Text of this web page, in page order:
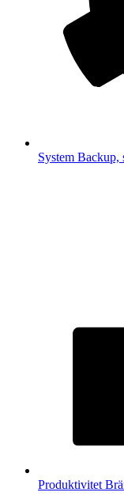
System Backup,
Produktivitet